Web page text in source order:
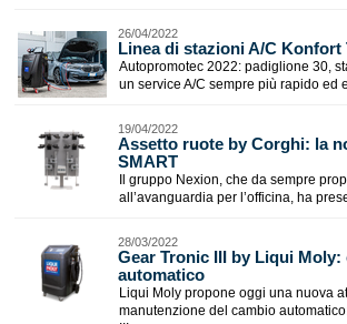
26/04/2022
Linea di stazioni A/C Konfort
Autopromotec 2022: padiglione 30,
un service A/C sempre più rapido ed
19/04/2022
Assetto ruote by Corghi: la
SMART
Il gruppo Nexion, che da sempre
all’avanguardia per l’officina, ha
28/03/2022
Gear Tronic III by Liqui
automatico
Liqui Moly propone oggi una nuova
manutenzione del cambio